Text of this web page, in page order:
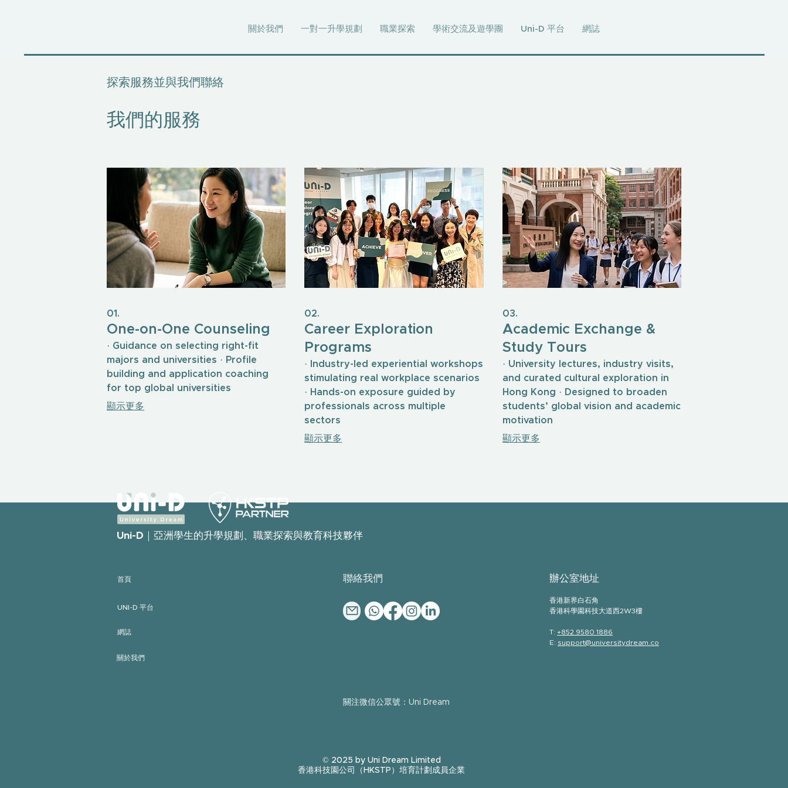
關於我們 一對一升學規劃 職業探索 學術交流及遊學團 Uni-D 平台 網誌
探索服務並與我們聯絡
我們的服務
01.
One-on-One Counseling
· Guidance on selecting right-fit
majors and universities · Profile
building and application coaching
for top global universities
顯示更多
02.
Career Exploration
Programs
· Industry-led experiential workshops
stimulating real workplace scenarios
· Hands-on exposure guided by
professionals across multiple
sectors
顯示更多
03.
Academic Exchange &
Study Tours
· University lectures, industry visits,
and curated cultural exploration in
Hong Kong · Designed to broaden
students’ global vision and academic
motivation
顯示更多
Uni-D｜亞洲學生的升學規劃、職業探索與教育科技夥伴
首頁
UNI-D 平台
網誌
關於我們
​聯絡我們 ​辦公室地址
香港新界白石角
香港科學園科技大道西2W3樓
T: +852 9580 1886
E: support@universitydream.co
​關注微信公眾號：Uni Dream
© 2025 by Uni Dream Limited
香港科技園公司（HKSTP）培育計劃成員企業